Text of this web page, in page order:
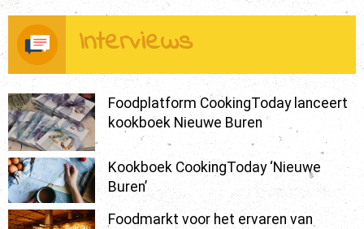
Interviews
Foodplatform CookingToday lanceert
kookboek Nieuwe Buren
Kookboek CookingToday ‘Nieuwe
Buren’
Foodmarkt voor het ervaren van